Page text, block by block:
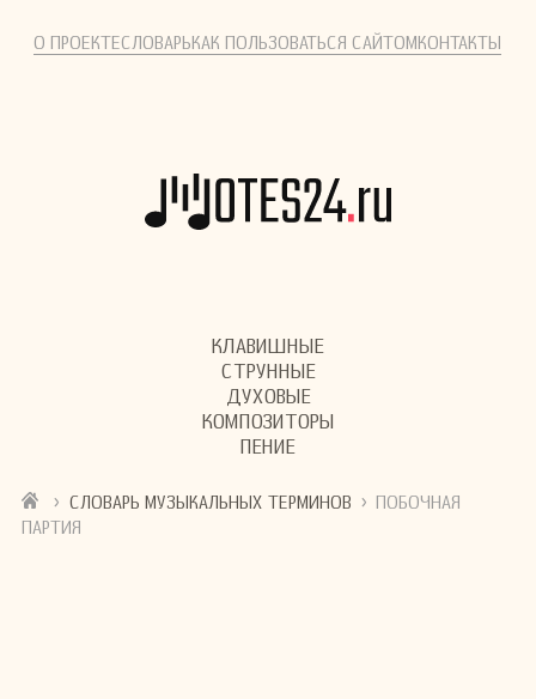
О ПРОЕКТЕСЛОВАРЬКАК ПОЛЬЗОВАТЬСЯ САЙТОМКОНТАКТЫ
КЛАВИШНЫЕ
СТРУННЫЕ
ДУХОВЫЕ
КОМПОЗИТОРЫ
ПЕНИЕ
› СЛОВАРЬ МУЗЫКАЛЬНЫХ ТЕРМИНОВ › ПОБОЧНАЯ
ПАРТИЯ